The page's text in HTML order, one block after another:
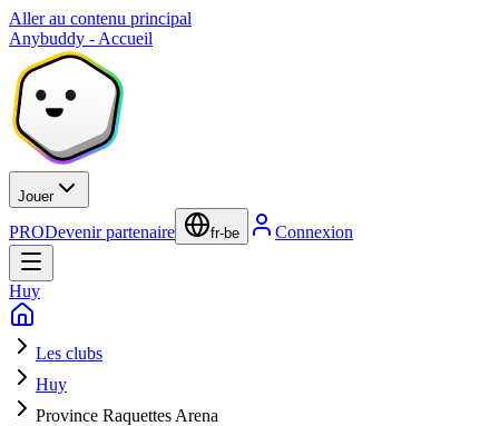
Aller au contenu principal
Anybuddy - Accueil
Jouer
PRODevenir partenaire fr-be Connexion
Huy
Les clubs
Huy
Province Raquettes Arena